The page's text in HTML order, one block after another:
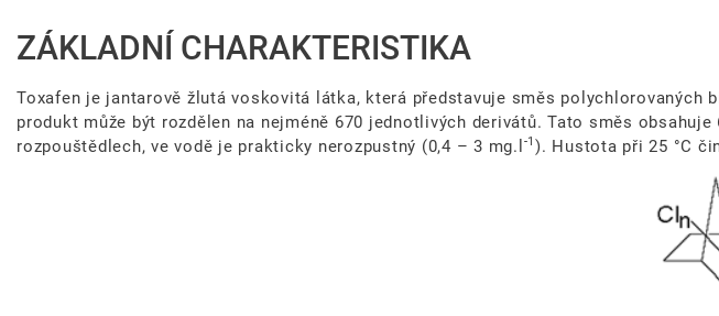
ZÁKLADNÍ CHARAKTERISTIKA
Toxafen je jantarově žlutá voskovitá látka, která představuje směs
produkt může být rozdělen na nejméně 670 jednotlivých derivátů. Tato směs
rozpouštědlech, ve vodě je prakticky nerozpustný (0,4 – 3 mg.l -1 ). Hustota při 25 °C